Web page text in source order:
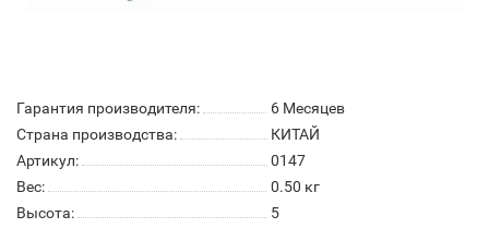
Гарантия производителя:
6 Месяцев
Страна производства:
КИТАЙ
Артикул:
0147
Вес:
0.50 кг
Высота:
5